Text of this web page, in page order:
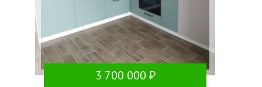
3 700 000